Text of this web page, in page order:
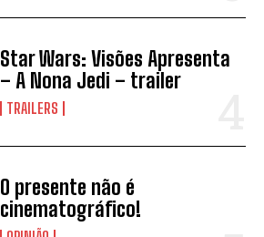
Star Wars: Visões Apresenta
– A Nona Jedi – trailer
TRAILERS
O presente não é
cinematográfico!